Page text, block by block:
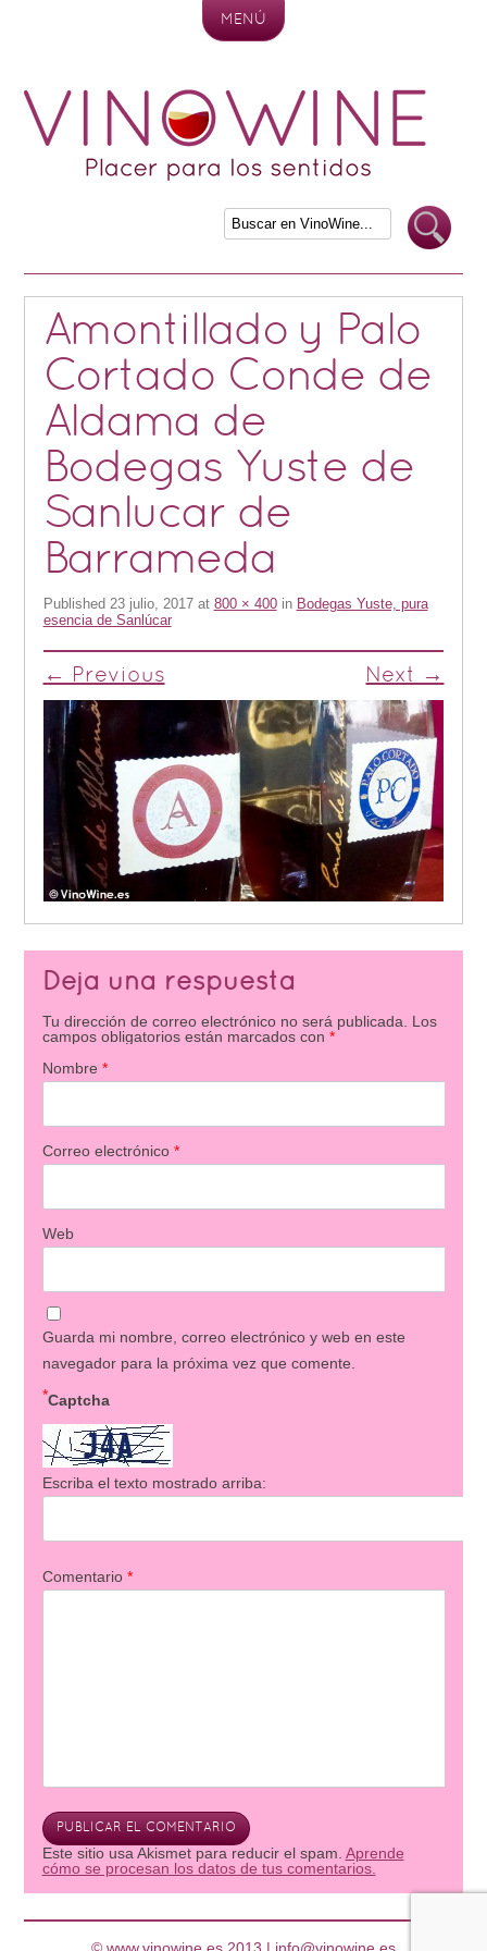
MENÚ
Amontillado y Palo
Cortado Conde de
Aldama de
Bodegas Yuste de
Sanlucar de
Barrameda
Published 23 julio, 2017at 800 × 400in Bodegas Yuste, pura
esencia de Sanlúcar
← Previous Next →
Deja una respuesta
Tu dirección de correo electrónico no será publicada.
Los
campos obligatorios están marcados con *
Nombre *
Correo electrónico *
Web
Guarda mi nombre, correo electrónico y web en este
navegador para la próxima vez que comente.
Captcha
*
Escriba el texto mostrado arriba:
Comentario *
Este sitio usa Akismet para reducir el spam. Aprende
cómo se procesan los datos de tus comentarios.